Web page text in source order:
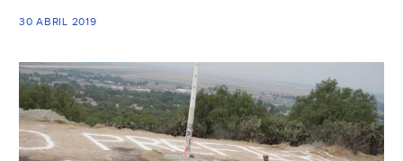
30 ABRIL 2019